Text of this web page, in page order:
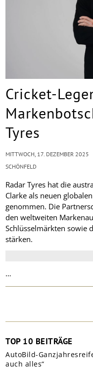
Cricket-
Tyres
Radar Tyres hat die
Clarke als neuen
genommen. Die
den weltweiten
Schlüsselmärkten sowie
stärken.
…
MITTWOCH, 17. DEZEMBER 2025
SCHÖNFELD
TOP 10 BEITRÄGE
AutoBild-
auch alles“